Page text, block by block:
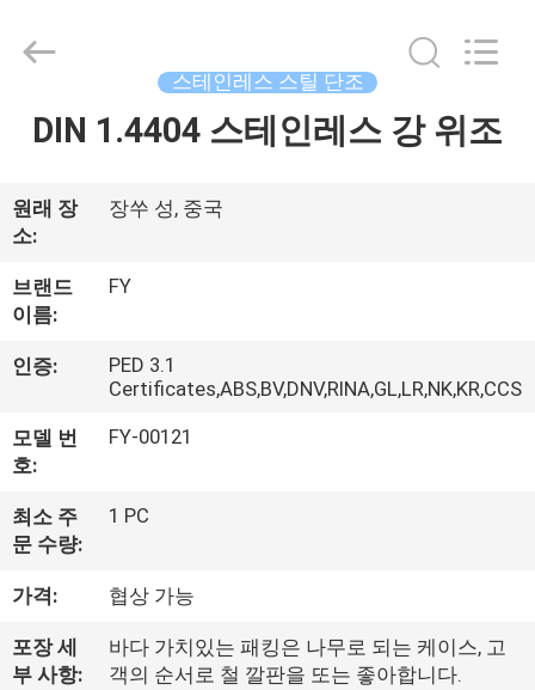
제
상
회
소
개
Ringlike
Forging
스테인레스 스틸 단조
DIN 1.4404 스테인레스 강 위조
원래 장
소:
장쑤 성, 중국
브랜드
이름:
FY
인증:
PED 3.1
Certificates,ABS,BV,DNV,RINA,GL,LR,NK,KR,CCS
모델 번
호:
FY-00121
최소 주
문 수량:
1 PC
가격: 협상 가능
포장 세
부 사항:
바다 가치있는 패킹은 나무로 되는 케이스, 고
객의 순서로 철 깔판을 또는 좋아합니다.